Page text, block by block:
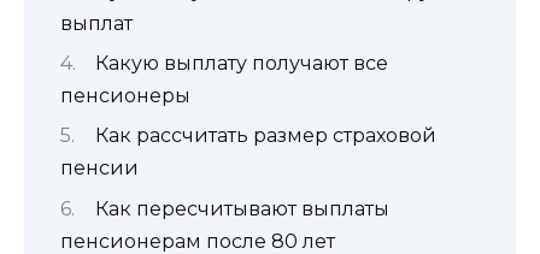
выплат
Какую выплату получают все
пенсионеры
Как рассчитать размер страховой
пенсии
Как пересчитывают выплаты
пенсионерам после 80 лет